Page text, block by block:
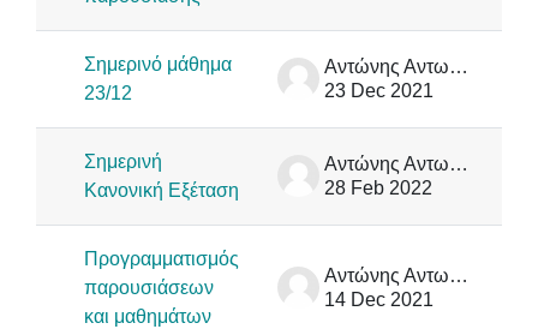
Σημερινό μάθημα
23/12
Αντώνης Αντωνόπουλος
23 Dec 2021
Σημερινή
Κανονική Εξέταση
Αντώνης Αντωνόπουλος
28 Feb 2022
Προγραμματισμός
παρουσιάσεων
και μαθημάτων
Αντώνης Αντωνόπουλος
14 Dec 2021